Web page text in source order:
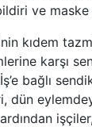
ve maske
kıdem
karşı
bağlı
dün
ardından